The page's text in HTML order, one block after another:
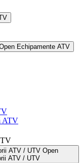
Echipamente ATV
ATV
ATV / UTV Open
ATV / UTV